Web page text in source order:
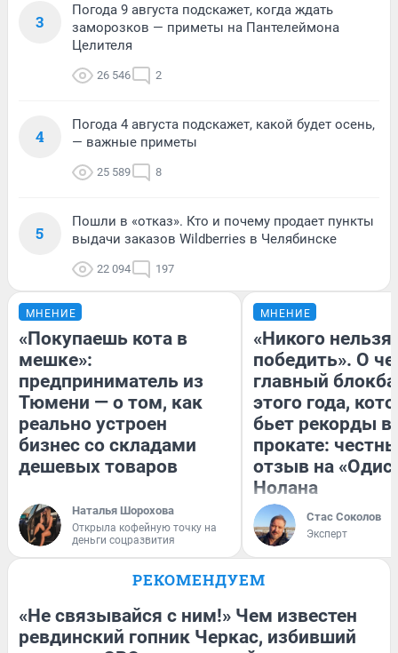
3
Погода 9 августа подскажет, когда ждать
заморозков — приметы на Пантелеймона
Целителя
26 546 2
4
Погода 4 августа подскажет, какой будет осень,
— важные приметы
25 589 8
5
Пошли в «отказ». Кто и почему продает пункты
выдачи заказов Wildberries в Челябинске
22 094 197
МНЕНИЕ
«Покупаешь кота в
мешке»:
предприниматель из
Тюмени — о том, как
реально устроен
бизнес со складами
дешевых товаров
Наталья Шорохова
Открыла кофейную точку на
деньги соцразвития
МНЕНИЕ
«Никого нельзя
победить». О
главный
этого года,
бьет рекорды в
прокате:
отзыв на
Нолана
Стас Соколов
Эксперт
РЕКОМЕНДУЕМ
«Не связывайся с ним!» Чем известен
ревдинский гопник Черкас, избивший